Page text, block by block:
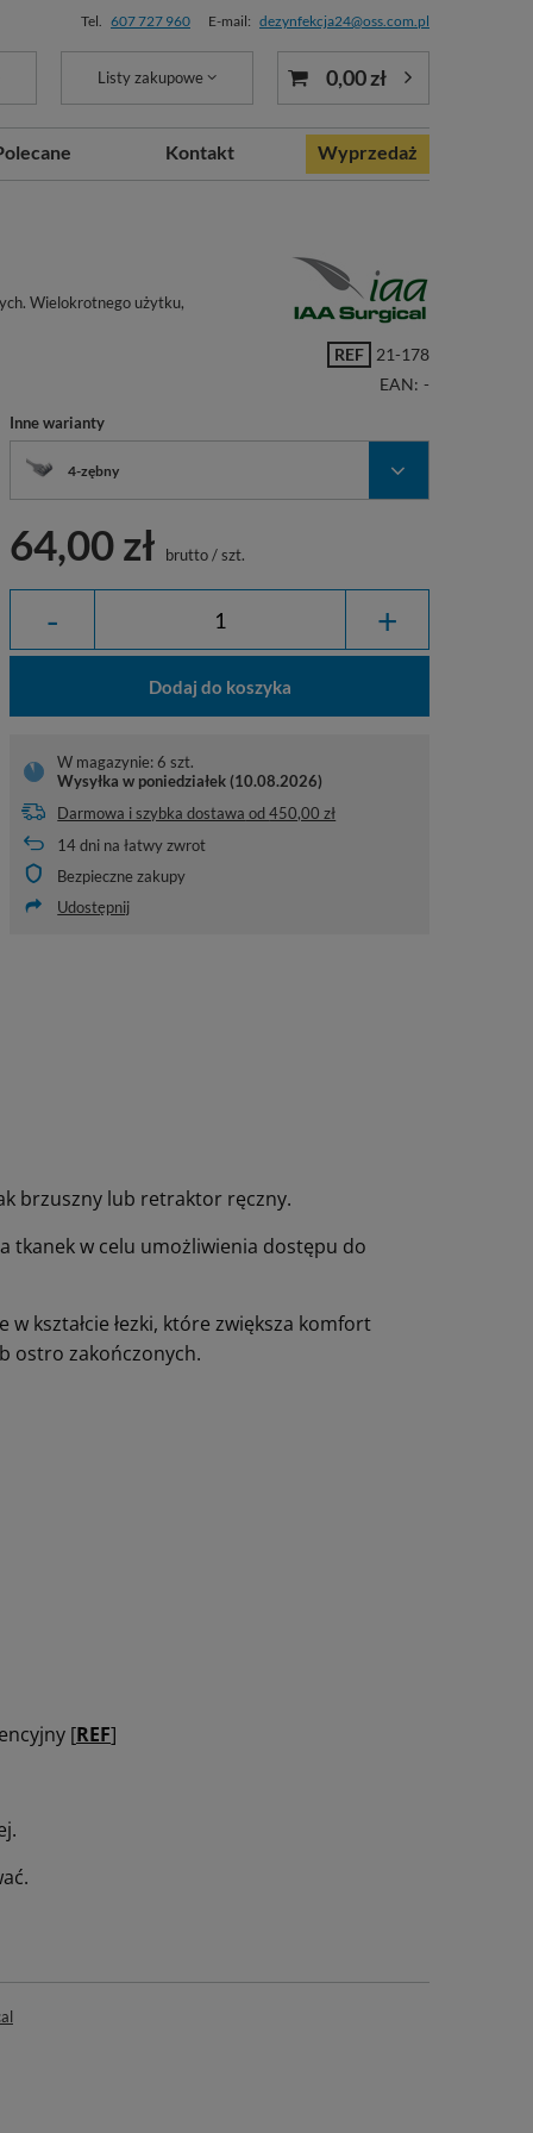
Tel. 607 727 960 E-mail: dezynfekcja24@oss.com.pl
Listy zakupowe 0,00 zł
Kontakt Wyprzedaż
Wielokrotnego użytku,
REF
21-178
EAN: -
Inne warianty
4-zębny
64,00 zł brutto/szt.
- +
Dodaj do koszyka
W magazynie: 6 szt.
Wysyłkaw poniedziałek (10.08.2026)
Darmowa i szybka dostawa od450,00 zł
14dni na łatwy zwrot
Bezpieczne zakupy
Udostępnij
brzuszny lub retraktor ręczny.
tkanek w celu umożliwienia dostępu do
kształcie łezki, które zwiększa komfort
ostro zakończonych.
[REF]